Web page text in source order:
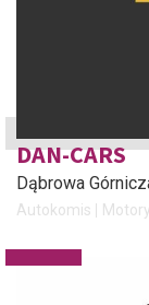
DAN-CARS
Dąbrowa
Autokomis